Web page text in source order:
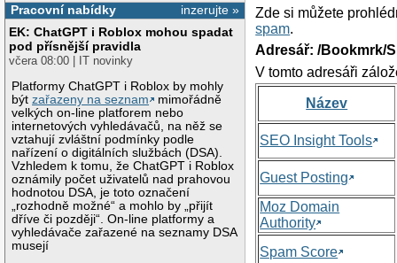
inzerujte »
Pracovní nabídky
EK: ChatGPT i Roblox mohou spadat
pod přísnější pravidla
včera 08:00 | IT novinky
Platformy ChatGPT i Roblox by mohly
býtzařazeny na seznam
mimořádně
velkých on-line platforem nebo
internetových vyhledávačů, na něž se
vztahují zvláštní podmínky podle
nařízení o digitálních službách (DSA).
Vzhledem k tomu, že ChatGPT i Roblox
oznámily počet uživatelů nad prahovou
hodnotou DSA, je toto označení
„rozhodně možné“ a mohlo by „přijít
dříve či později“. On-line platformy a
vyhledávače zařazené na seznamy DSA
musejí
Zde si můžete
spam.
Adresář: /Bookmrk/
V tomto adresáři
Název
SEO Insight Tools
Guest Posting
Moz Domain
Authority
Spam Score